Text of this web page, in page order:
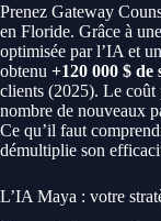
Prenez Gateway
en Floride. Grâce à
optimisée par l’IA et
obtenu +120 000 $ de
clients (2025). Le coût
nombre de nouveaux
Ce qu’il faut
démultiplie son
L’IA Maya : votre